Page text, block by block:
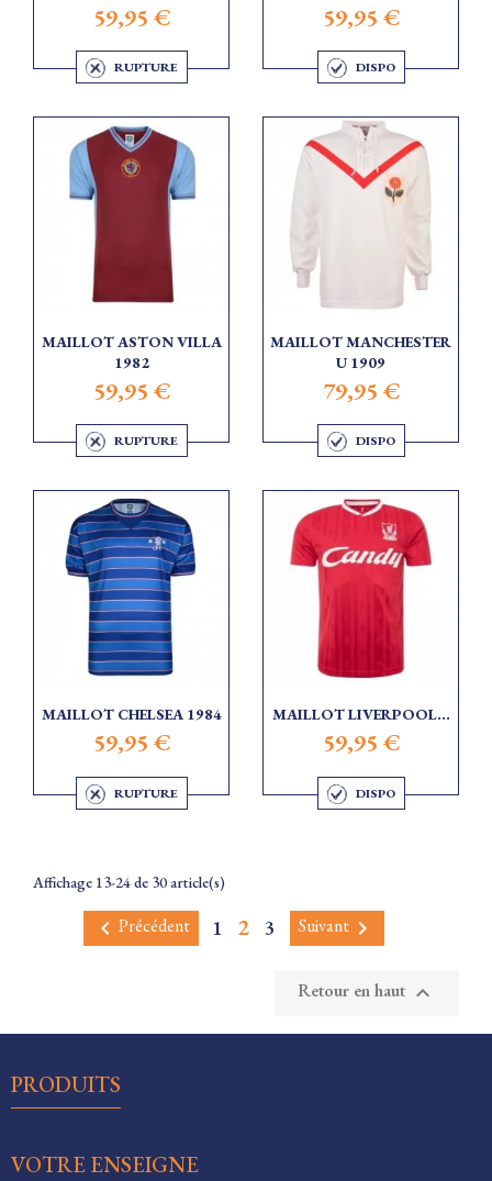
59,95 €
RUPTURE
59,95 €
DISPO
MAILLOT ASTON VILLA
1982
59,95 €
RUPTURE
MAILLOT MANCHESTER
U 1909
79,95 €
DISPO
MAILLOT CHELSEA 1984
59,95 €
RUPTURE
MAILLOT LIVERPOOL...
59,95 €
DISPO
Affichage 13-24 de 30 article(s)
 Précédent 1 2 3 Suivant 
Retour en haut 
PRODUITS
VOTRE ENSEIGNE